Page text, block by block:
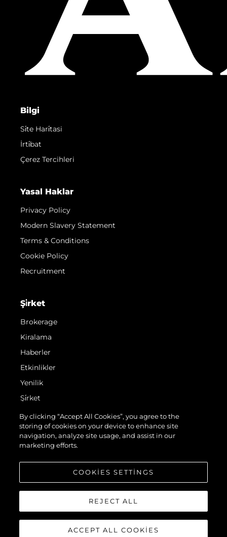
Bilgi
Si̇te Hari̇tasi
İrti̇bat
Çerez Tercihleri
Yasal Haklar
Privacy Policy
Modern Slavery Statement
Terms & Conditions
Cookie Policy
Recruitment
Şi̇rket
Brokerage
Kiralama
Haberler
Etkinlikler
Yenilik
Şi̇rket
Ekip
Yaşam Şekli̇
Mi̇ras
© 2026 Sunseeker London Group.Her hakkı saklıdır.
By clicking “Accept All Cookies”, you agree to the
storing of cookies on your device to enhance site
navigation, analyze site usage, and assist in our
marketing efforts.
COOKIES SETTINGS
REJECT ALL
ACCEPT ALL COOKIES